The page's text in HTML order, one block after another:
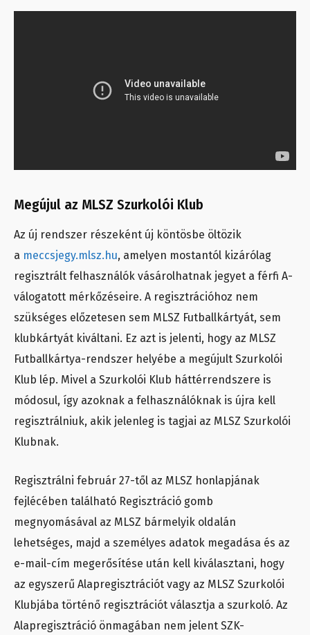
Megújul az MLSZ Szurkolói Klub
Az új rendszer részeként új köntösbe öltözik
a meccsjegy.mlsz.hu, amelyen mostantól kizárólag
regisztrált felhasználók vásárolhatnak jegyet a férfi A-
válogatott mérkőzéseire. A regisztrációhoz nem
szükséges előzetesen sem MLSZ Futballkártyát, sem
klubkártyát kiváltani. Ez azt is jelenti, hogy az MLSZ
Futballkártya-rendszer helyébe a megújult Szurkolói
Klub lép. Mivel a Szurkolói Klub háttérrendszere is
módosul, így azoknak a felhasználóknak is újra kell
regisztrálniuk, akik jelenleg is tagjai az MLSZ Szurkolói
Klubnak.
Regisztrálni február 27-től az MLSZ honlapjának
fejlécében található Regisztráció gomb
megnyomásával az MLSZ bármelyik oldalán
lehetséges, majd a személyes adatok megadása és az
e-mail-cím megerősítése után kell kiválasztani, hogy
az egyszerű Alapregisztrációt vagy az MLSZ Szurkolói
Klubjába történő regisztrációt választja a szurkoló. Az
Alapregisztráció önmagában nem jelent SZK-